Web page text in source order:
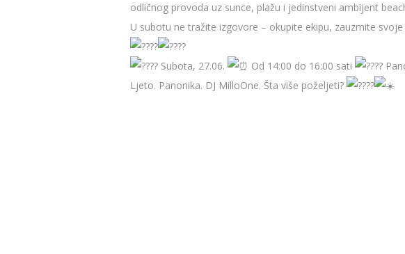
odličnog provoda uz sunce, plažu i jedinstveni ambijent
U subotu ne tražite izgovore – okupite ekipu, zauzmite
Subota, 27.06. Od 14:00 do 16:00 sati
Ljeto. Panonika. DJ MilloOne. Šta više poželjeti?